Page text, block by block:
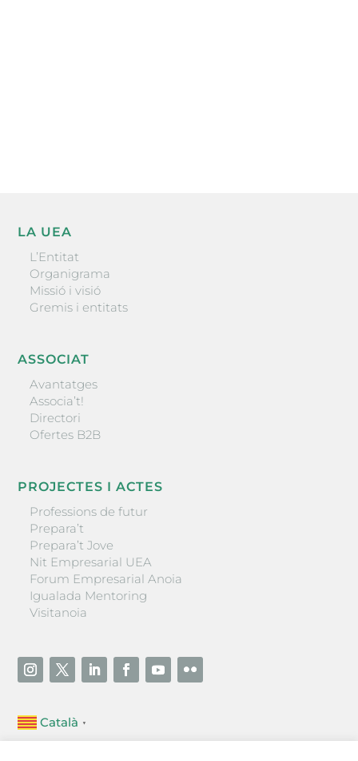
LA UEA
L’Entitat
Organigrama
Missió i visió
Gremis i entitats
ASSOCIAT
Avantatges
Associa’t!
Directori
Ofertes B2B
PROJECTES I ACTES
Professions de futur
Prepara’t
Prepara’t Jove
Nit Empresarial UEA
Forum Empresarial Anoia
Igualada Mentoring
Visitanoia
Català ▼